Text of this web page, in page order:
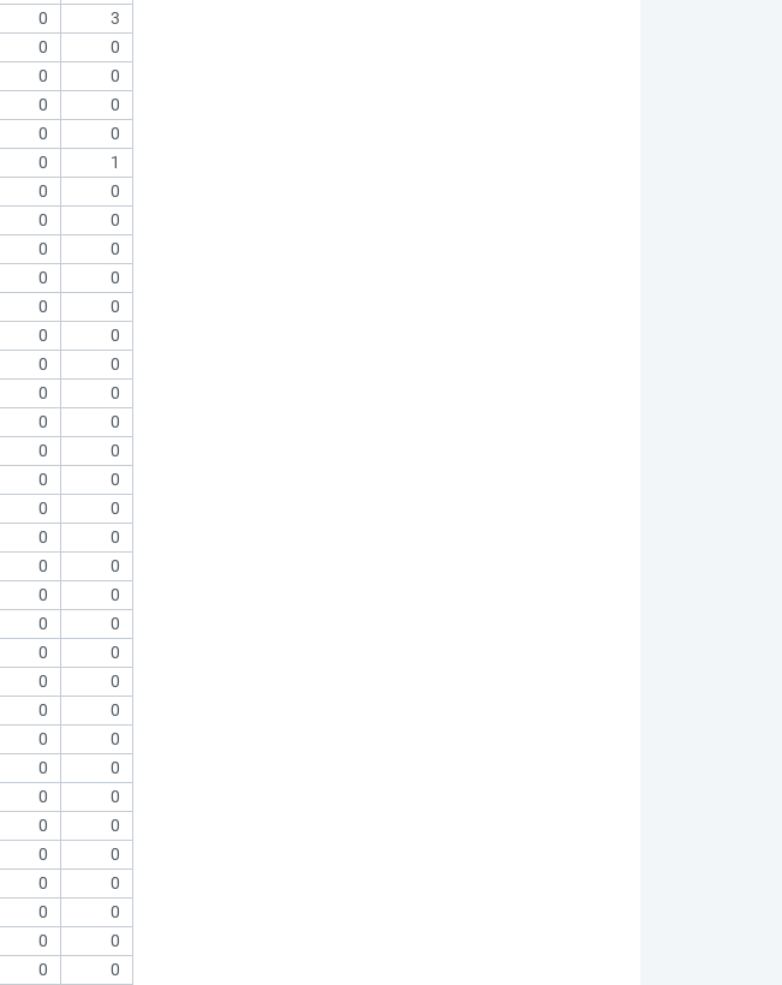
0
3
0 0
0
0
0
0
0 0
0
1
0
0
0 0
0
0
0
0
0 0
0
0
0
0
0 0
0
0
0
0
0 0
0
0
0
0
0 0
0
0
0
0
0 0
0
0
0
0
0 0
0
0
0
0
0 0
0
0
0
0
0 0
0
0
0
0